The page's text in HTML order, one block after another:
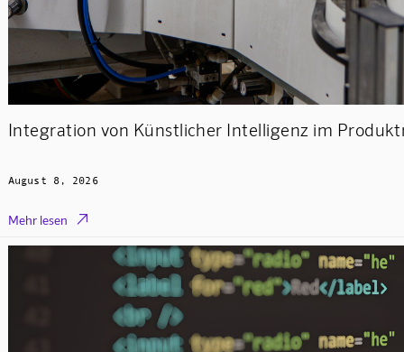
Integration von Künstlicher Intelligenz im
August 8, 2026
Mehr lesen 